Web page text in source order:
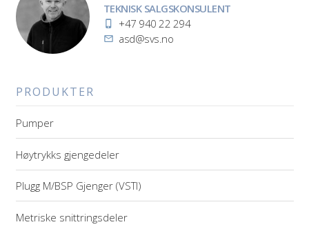
Stilling
TEKNISK SALGSKONSULENT
Telefon+47 940 22 294
E-
asd@svs.no
PRODUKTER
Pumper
Høytrykks gjengedeler
Plugg M/BSP Gjenger (VSTI)
Metriske snittringsdeler